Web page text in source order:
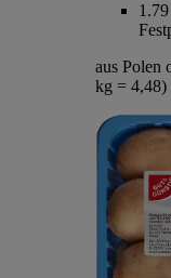
1.79
aus Polen
kg = 4,48)